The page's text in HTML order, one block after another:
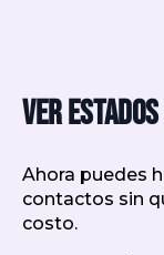
Ver
Ahora puedes
contactos sin
costo.